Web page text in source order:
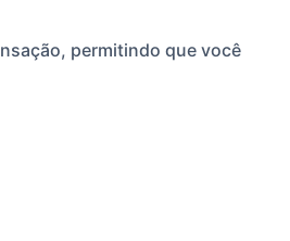
permitindo que você